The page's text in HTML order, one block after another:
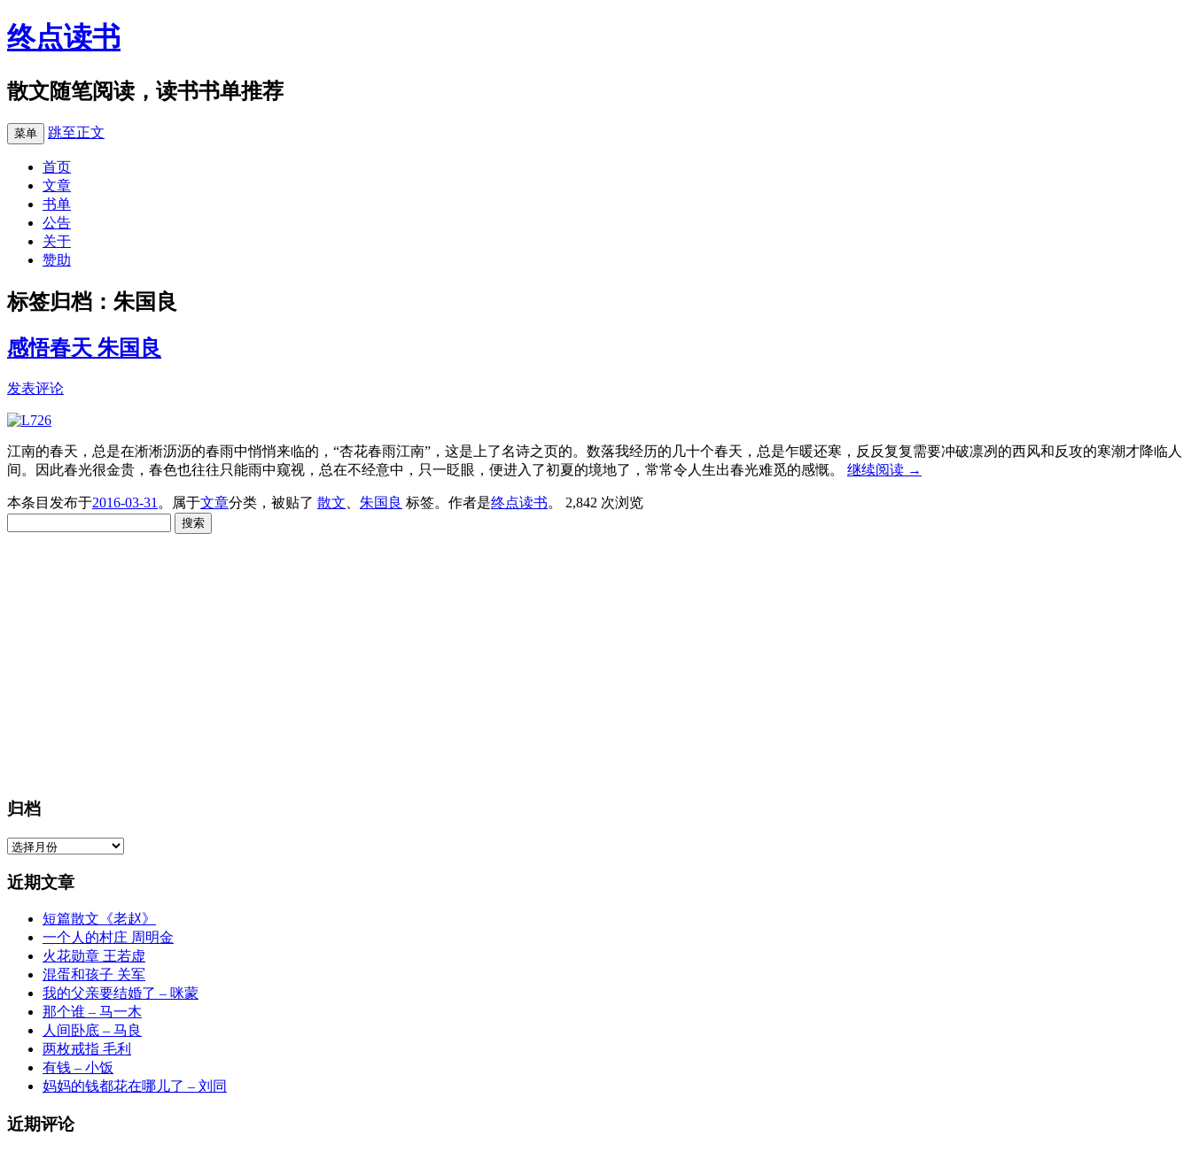
终点读书
散文随笔阅读，读书书单推荐
菜单 跳至正文
首页
文章
书单
公告
关于
赞助
标签归档： 朱国良
感悟春天 朱国良
发表评论
江南的春天，总是在淅淅沥沥的春雨中悄悄来临的，“杏花春雨江南”，这是上了名诗之页的。数落我经历的几十个春天，总是乍暖还寒，反反复复需要冲破凛冽的西风和反攻的寒潮才降临人
间。因此春光很金贵，春色也往往只能雨中窥视，总在不经意中，只一眨眼，便进入了初夏的境地了，常常令人生出春光难觅的感慨。 继续阅读 →
本条目发布于2016-03-31 。属于文章分类，被贴了 散文 朱国良 标签。 作者是终点读书。
2,842 次浏览
归档
归
近期文章
短篇散文《老赵》
一个人的村庄 周明金
火花勋章 王若虚
混蛋和孩子 关军
我的父亲要结婚了 – 咪蒙
那个谁 – 马一木
人间卧底 – 马良
两枚戒指 毛利
有钱 – 小饭
妈妈的钱都花在哪儿了 – 刘同
近期评论